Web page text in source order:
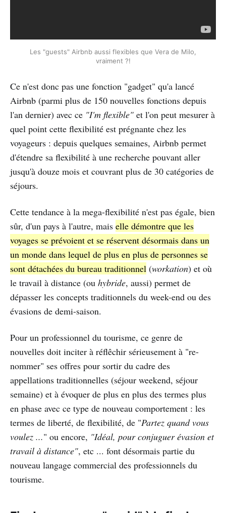
Les "guests" Airbnb aussi flexibles que Vera de Milo,
vraiment ?!
Ce n'est donc pas une fonction "gadget" qu'a lancé
Airbnb (parmi plus de 150 nouvelles fonctions depuis
l'an dernier) avec ce "I'm flexible" et l'on peut mesurer à
quel point cette flexibilité est prégnante chez les
voyageurs : depuis quelques semaines, Airbnb permet
d'étendre sa flexibilité à une recherche pouvant aller
jusqu'à douze mois et couvrant plus de 30 catégories de
séjours.
Cette tendance à la mega-flexibilité n'est pas égale, bien
sûr, d'un pays à l'autre, mais elle démontre que les
voyages se prévoient et se réservent désormais dans un
un monde dans lequel de plus en plus de personnes se
sont détachées du bureau traditionnel (workation) et où
le travail à distance (ou hybride, aussi) permet de
dépasser les concepts traditionnels du week-end ou des
évasions de demi-saison.
Pour un professionnel du tourisme, ce genre de
nouvelles doit inciter à réflêchir sérieusement à "re-
nommer" ses offres pour sortir du cadre des
appellations traditionnelles (séjour weekend, séjour
semaine) et à évoquer de plus en plus des termes plus
en phase avec ce type de nouveau comportement : les
termes de liberté, de flexibilité, de "Partez quand vous
voulez ..." ou encore, "Idéal, pour conjuguer évasion et
travail à distance", etc ... font désormais partie du
nouveau langage commercial des professionnels du
tourisme.